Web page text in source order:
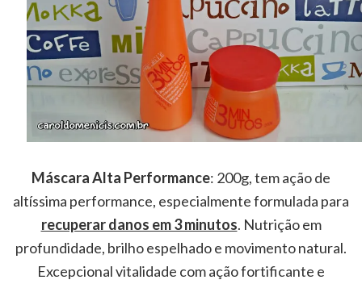
Máscara Alta Performance: 200g, tem ação de
altíssima performance, especialmente formulada para
recuperar danos em 3 minutos. Nutrição em
profundidade, brilho espelhado e movimento natural.
Excepcional vitalidade com ação fortificante e